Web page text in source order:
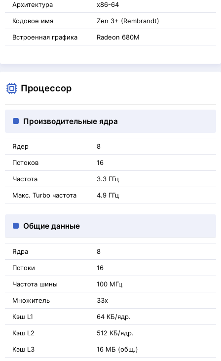
Архитектура x86-64
Кодовое имя Zen 3+ (Rembrandt)
Встроенная графика Radeon 680M
Процессор
Производительные ядра
Ядер 8
Потоков 16
Частота 3.3 ГГц
Макс. Turbo частота 4.9 ГГц
Общие данные
Ядра 8
Потоки 16
Частота шины 100 МГц
Множитель 33x
Кэш L1 64 КБ/ядр.
Кэш L2 512 КБ/ядр.
Кэш L3 16 МБ (общ.)